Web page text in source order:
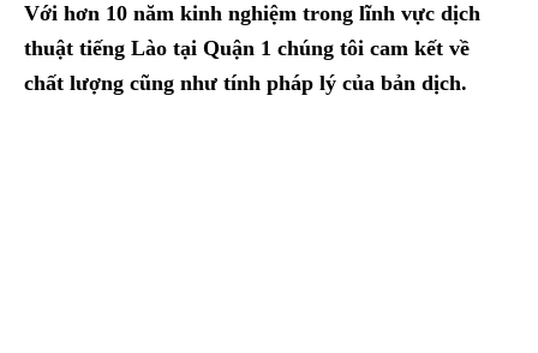
Với hơn 10 năm kinh nghiệm trong lĩnh vực dịch
thuật tiếng Lào tại Quận 1 chúng tôi cam kết về
chất lượng cũng như tính pháp lý của bản dịch.